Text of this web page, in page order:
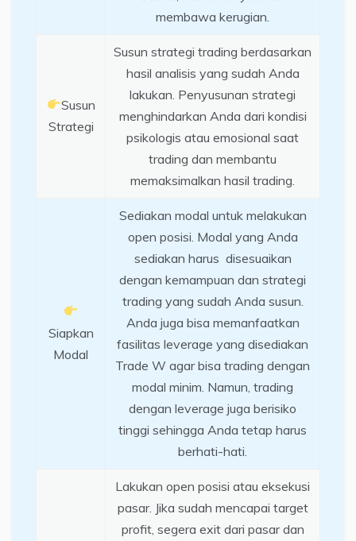
membawa kerugian.
Susun
Strategi
Susun strategi trading berdasarkan
hasil analisis yang sudah Anda
lakukan. Penyusunan strategi
menghindarkan Anda dari kondisi
psikologis atau emosional saat
trading dan membantu
memaksimalkan hasil trading.
Siapkan
Modal
Sediakan modal untuk melakukan
open posisi. Modal yang Anda
sediakan harus disesuaikan
dengan kemampuan dan strategi
trading yang sudah Anda susun.
Anda juga bisa memanfaatkan
fasilitas leverage yang disediakan
Trade W agar bisa trading dengan
modal minim. Namun, trading
dengan leverage juga berisiko
tinggi sehingga Anda tetap harus
berhati-hati.
Lakukan open posisi atau eksekusi
pasar. Jika sudah mencapai target
profit, segera exit dari pasar dan